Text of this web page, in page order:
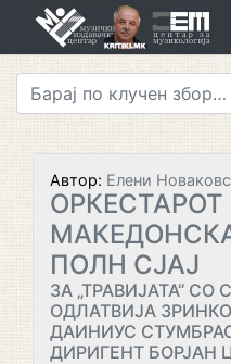
Автор: Елени
ОРКЕСТАРОТ
ПОЛН СЈАЈ
ЗА „ТРАВИЈАТА“ СО
ОДЛАТВИЈА
ДАИНИУС
ДИРИГЕНТ БОРЈАН